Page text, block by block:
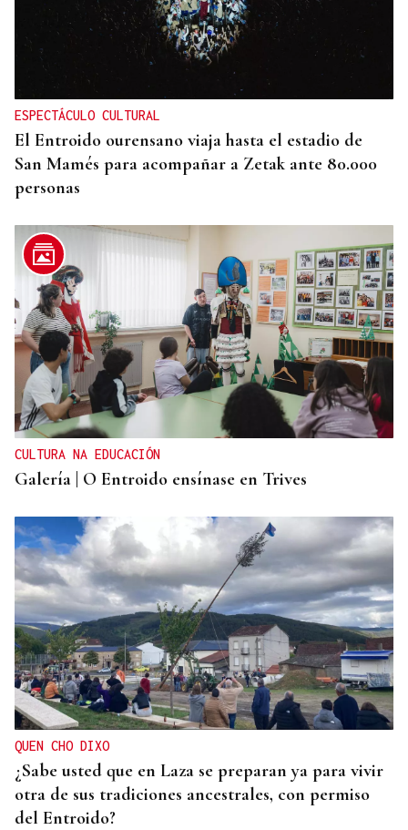
ESPECTÁCULO CULTURAL
El Entroido ourensano viaja hasta el estadio de
San Mamés para acompañar a Zetak ante 80.000
personas
CULTURA NA EDUCACIÓN
Galería | O Entroido ensínase en Trives
QUEN CHO DIXO
¿Sabe usted que en Laza se preparan ya para vivir
otra de sus tradiciones ancestrales, con permiso
del Entroido?